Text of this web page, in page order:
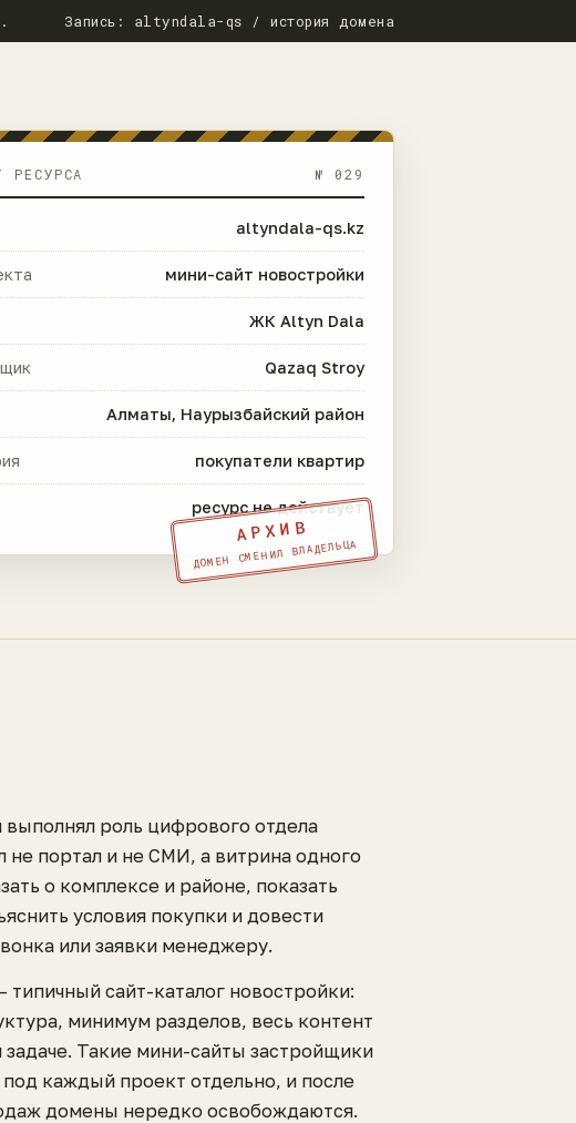
Запись: altyndala-qs / история домена
РЕСУРСА № 029
altyndala-qs.kz
мини-сайт новостройки
ЖК Altyn Dala
Qazaq Stroy
Алматы, Наурызбайский район
покупатели квартир
ресурс не действует
АРХИВ
ДОМЕН СМЕНИЛ ВЛАДЕЛЬЦА
роль цифрового отдела
не портал и не СМИ, а витрина одного
о комплексе и районе, показать
условия покупки и довести
или заявки менеджеру.
типичный сайт-каталог новостройки:
минимум разделов, весь контент
задаче. Такие мини-сайты застройщики
каждый проект отдельно, и после
домены нередко освобождаются.